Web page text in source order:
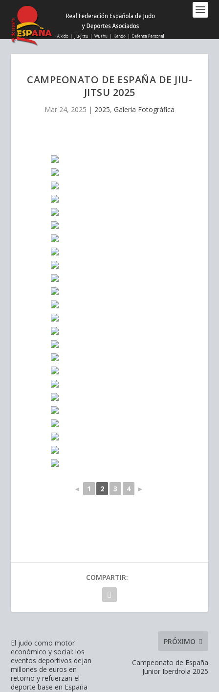
este
sitio
web
CAMPEONATO DE ESPAÑA DE JIU-
JITSU 2025
Mar 24, 2025 | 2025, Galería Fotográfica
◄ 1 2 3 4 ►
COMPARTIR:
El judo como motor
económico y social: los
eventos deportivos dejan
millones de euros en
retorno y refuerzan el
deporte base en España
PRÓXIMO
Campeonato de España
Junior Iberdrola 2025